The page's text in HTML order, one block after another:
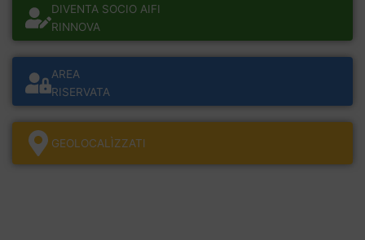
DIVENTA SOCIO AIFI
RINNOVA
AREA
RISERVATA
GEOLOCALÌZZATI